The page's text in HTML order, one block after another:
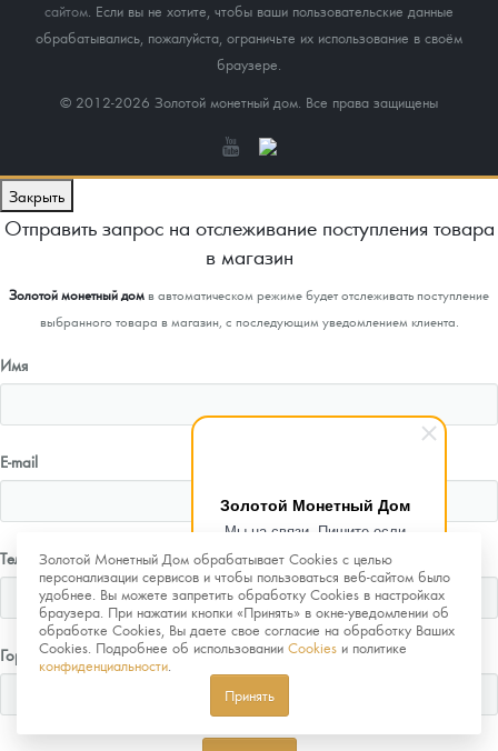
Золотой Монетный Дом
Мы на связи. Пишите если
возникнут любые вопросы.
Рады помочь.
сайтом. Если вы не хотите, чтобы ваши пользовательские данные
обрабатывались, пожалуйста, ограничьте их использование в своём
браузере.
© 2012-2026 Золотой монетный дом. Все права защищены
Золотой Монетный Дом обрабатывает Cookies с целью
персонализации сервисов и чтобы пользоваться веб-сайтом было
удобнее. Вы можете запретить обработку Cookies в настройках
браузера. При нажатии кнопки «Принять» в окне-уведомлении об
обработке Cookies, Вы даете свое согласие на обработку Ваших
Cookies. Подробнее об использовании Cookies и политике
конфиденциальности
Принять
Закрыть
Отправить запрос на отслеживание поступления товара
в магазин
Золотой монетный домв автоматическом режиме будет отслеживать поступление
выбранного товара в магазин, с последующим уведомлением клиента.
Имя
E-mail
Телефон
Город